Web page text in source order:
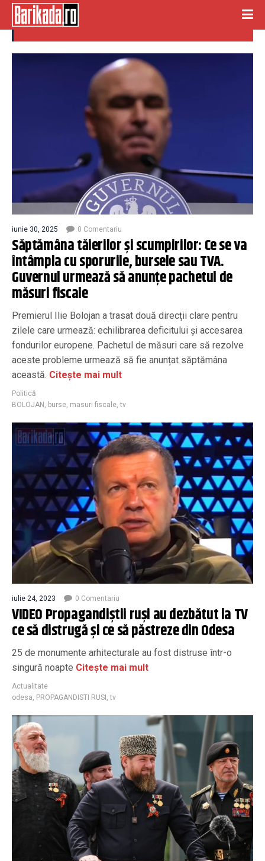
tv
iunie 30, 2025 0 Comentariu
Săptămâna tăierilor și scumpirilor: Ce se va
întâmpla cu sporurile, bursele sau TVA.
Guvernul urmează să anunțe pachetul de
măsuri fiscale
Premierul Ilie Bolojan a trasat două direcții clare pentru
zilele care urmează: echilibrarea deficitului și accesarea
fondurilor europene. Pachetul de măsuri care să rezolve
aceste probleme urmează să fie anunțat săptămâna
această. Citește mai mult
Politică
BOLOJAN , burse, masuri fiscale,tv
iulie 24, 2023 0 Comentariu
VIDEO Propagandiștii ruși au dezbătut la TV
ce să distrugă și ce să păstreze din Odesa
25 de monumente arhitecturale au fost distruse într-o
singură noapte Citește mai mult
Actualitate
odesa, PROPAGANDISTI RUSI ,tv